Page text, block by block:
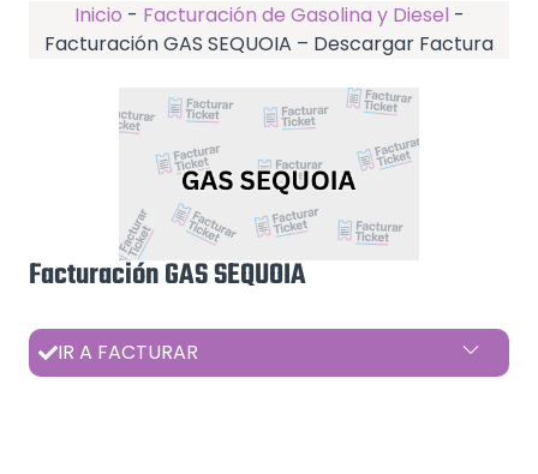
Inicio - Facturación de Gasolina y Diesel -
Facturación GAS SEQUOIA – Descargar Factura
Facturación GAS SEQUOIA
IR A FACTURAR